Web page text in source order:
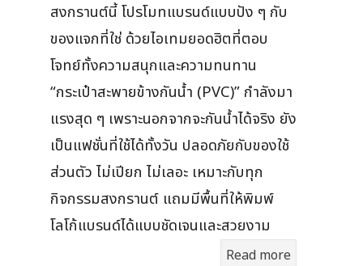
สงกรานต์นี้ โปรโมทแบรนด์แบบปัง ๆ กับ
ของแจกที่ใช่ ด้วยไอเทมยอดฮิตที่ตอบ
โจทย์ทั้งความสนุกและความทนทาน
“กระเป๋าสะพายข้างกันน้ำ (PVC)” กำลังมา
แรงสุด ๆ เพราะนอกจากจะกันน้ำได้จริง ยัง
เป็นแฟชั่นที่ใช้ได้ทั้งวัน ปลอดภัยกับของใช้
ส่วนตัว ไม่เปียก ไม่เลอะ เหมาะกับทุก
กิจกรรมสงกรานต์ แถมมีพื้นที่ให้พิมพ์
โลโก้แบรนด์ได้แบบชัดเจนและสวยงาม
Read more